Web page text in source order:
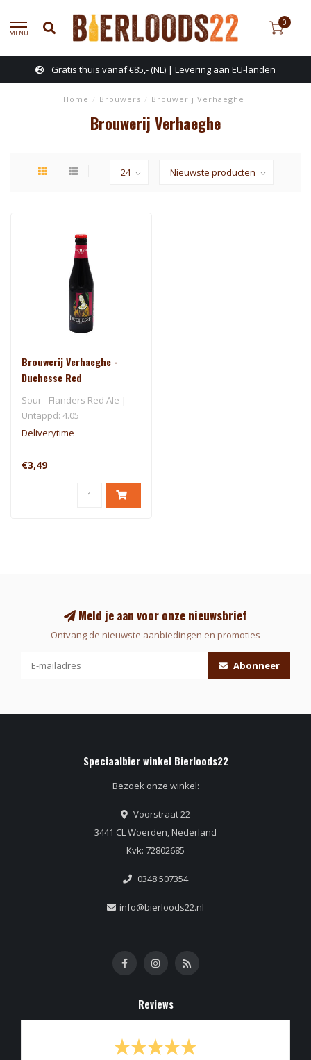
MENU
0
Gratis thuis vanaf €85,- (NL) | Levering aan EU-landen
Home / Brouwers / Brouwerij Verhaeghe
Brouwerij Verhaeghe
Brouwerij Verhaeghe -
Duchesse Red
Sour - Flanders Red Ale |
Untappd: 4.05
Deliverytime
€3,49
Meld je aan voor onze nieuwsbrief
Ontvang de nieuwste aanbiedingen en promoties
Abonneer
Speciaalbier winkel Bierloods22
Bezoek onze winkel:
Voorstraat 22
3441 CL Woerden, Nederland
Kvk: 72802685
0348 507354
info@bierloods22.nl
Reviews